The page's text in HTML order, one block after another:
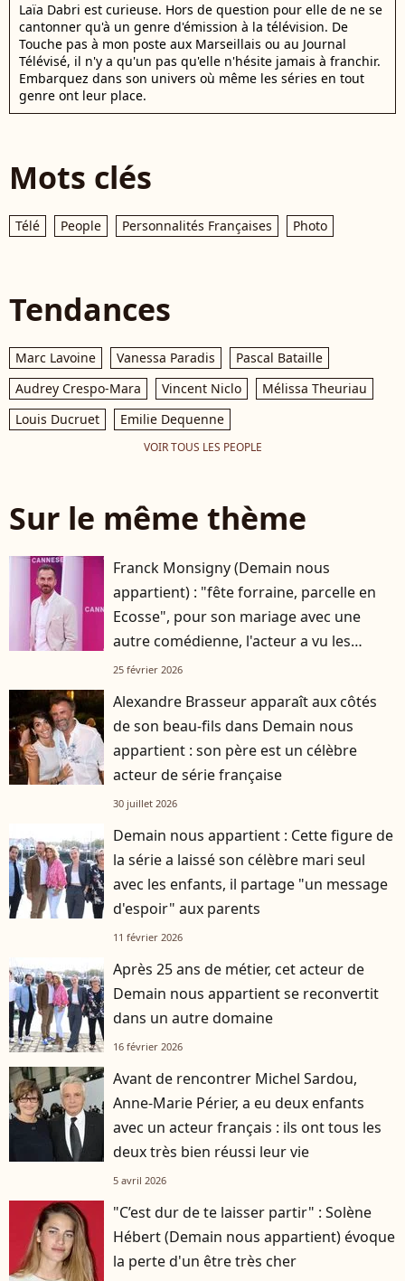
Laïa Dabri est curieuse. Hors de question pour elle de ne se
cantonner qu'à un genre d'émission à la télévision. De
Touche pas à mon poste aux Marseillais ou au Journal
Télévisé, il n'y a qu'un pas qu'elle n'hésite jamais à franchir.
Embarquez dans son univers où même les séries en tout
genre ont leur place.
Mots clés
Télé People Personnalités Françaises Photo
Tendances
Marc Lavoine Vanessa Paradis
Pascal Bataille
Audrey Crespo-Mara
Vincent Niclo
Mélissa Theuriau
Louis Ducruet
Emilie Dequenne
VOIR TOUS LES PEOPLE
Sur le même thème
Franck Monsigny (Demain nous
appartient) : "fête forraine, parcelle en
Ecosse", pour son mariage avec une
autre comédienne, l'acteur a vu les
choses en grand
25 février 2026
Alexandre Brasseur apparaît aux côtés
de son beau-fils dans Demain nous
appartient : son père est un célèbre
acteur de série française
30 juillet 2026
Demain nous appartient : Cette figure de
la série a laissé son célèbre mari seul
avec les enfants, il partage "un message
d'espoir" aux parents
11 février 2026
Après 25 ans de métier, cet acteur de
Demain nous appartient se reconvertit
dans un autre domaine
16 février 2026
Avant de rencontrer Michel Sardou,
Anne-Marie Périer, a eu deux enfants
avec un acteur français : ils ont tous les
deux très bien réussi leur vie
5 avril 2026
"C’est dur de te laisser partir" : Solène
Hébert (Demain nous appartient) évoque
la perte d'un être très cher